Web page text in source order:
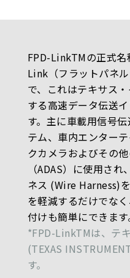
FPD-LinkTMの正式
Link（フラットパネル
で、これはテキサス
する高速データ伝送
す。主に車載用信号
テム、車内エンター
クカメラおよびその
（ADAS）に使用さ
ネス (Wire Harness)
を軽減するだけでな
付けも簡単にできます
*FPD-LinkTMは、テ
(TEXAS
す。